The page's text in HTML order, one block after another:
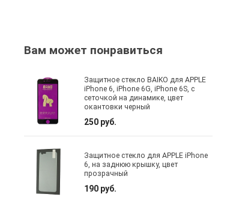
Вам может понравиться
Защитное стекло BAIKO для APPLE
iPhone 6, iPhone 6G, iPhone 6S, с
сеточкой на динамике, цвет
окантовки черный
250 руб.
Защитное стекло для APPLE iPhone
6, на заднюю крышку, цвет
прозрачный
190 руб.